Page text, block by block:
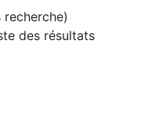
recherche)
des résultats